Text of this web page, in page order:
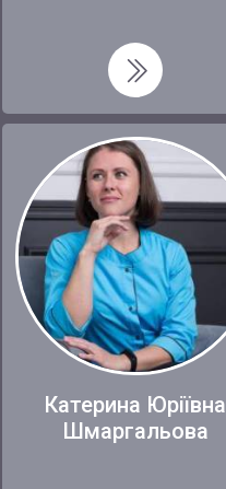
Катерина Юріївна
Шмаргальова